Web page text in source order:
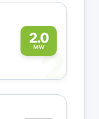
2.0
MW
2